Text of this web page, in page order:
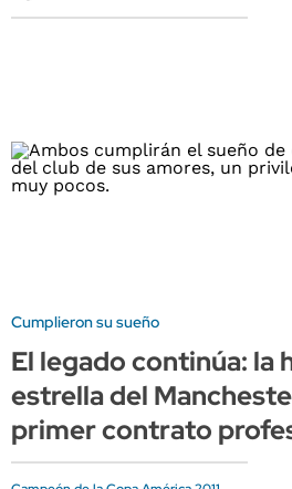
Cumplieron su sueño
El legado continúa: la
estrella del
primer contrato